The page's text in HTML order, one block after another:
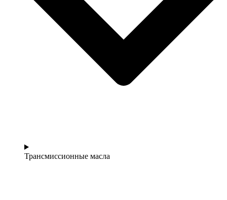
Трансмиссионные масла